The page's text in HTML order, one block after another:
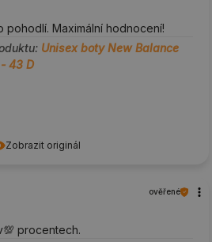
Zobrazit originál
pohodlí. Maximální hodnocení!
Unisex boty New Balance
43 D
ověřené
procentech.